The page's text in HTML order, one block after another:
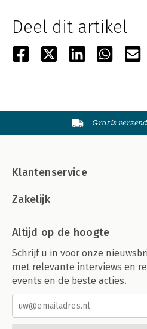
Deel dit artikel
Gratis
Klantenservice
Zakelijk
Altijd op de hoogte
Schrijf u in voor onze
met relevante interviews en
events en de beste acties.